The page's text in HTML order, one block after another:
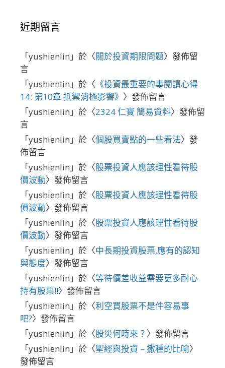
近期留言
「yushienlin 」於〈關於投資期限問題〉發佈留
言
「yushienlin 」於〈 《投資最重要的事閱讀心得
14: 第10章 抵禦消極影響》 〉發佈留言
「yushienlin 」於〈2324 仁寶 簡易資料〉發佈留
言
「yushienlin 」於〈個股買賣點的一些看法〉發
佈留言
「yushienlin 」於〈股票投資人應該理性看待股
價波動〉發佈留言
「yushienlin 」於〈股票投資人應該理性看待股
價波動〉發佈留言
「yushienlin 」於〈股票投資人應該理性看待股
價波動〉發佈留言
「yushienlin 」於〈中長期投資股票,應有的認知
與態度〉發佈留言
「yushienlin 」於〈等待價差收益需要更多耐心
持有股票!!〉發佈留言
「yushienlin 」於〈利空買股票不是件容易事
吧?〉發佈留言
「yushienlin 」於〈股災何時來？ 〉發佈留言
「yushienlin 」於〈聖經與投資 – 撒種的比喻〉
發佈留言